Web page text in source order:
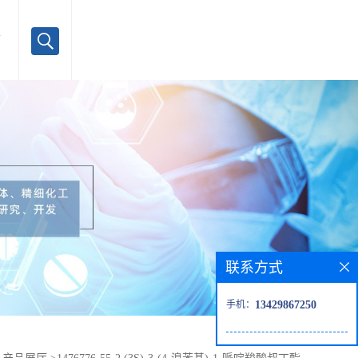
联系方式
手机： 13429867250